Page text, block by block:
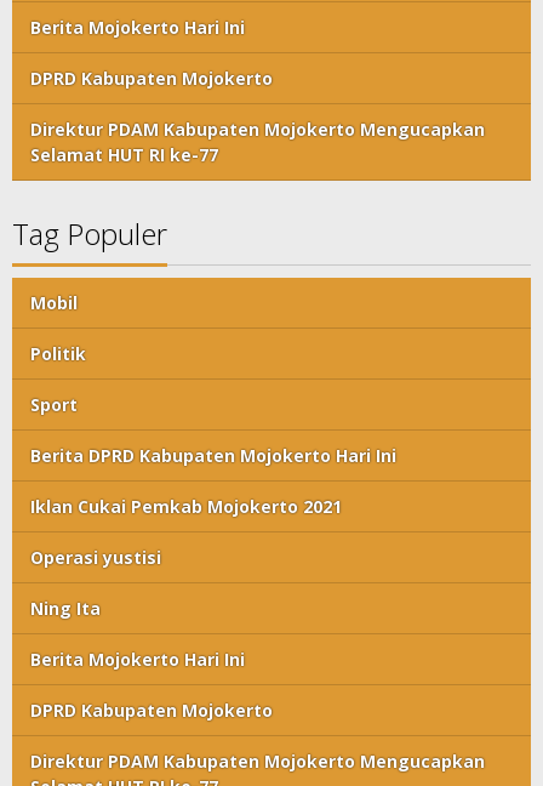
Berita Mojokerto Hari Ini
DPRD Kabupaten Mojokerto
Direktur PDAM Kabupaten Mojokerto Mengucapkan
Selamat HUT RI ke-77
Tag Populer
Mobil
Politik
Sport
Berita DPRD Kabupaten Mojokerto Hari Ini
Iklan Cukai Pemkab Mojokerto 2021
Operasi yustisi
Ning Ita
Berita Mojokerto Hari Ini
DPRD Kabupaten Mojokerto
Direktur PDAM Kabupaten Mojokerto Mengucapkan